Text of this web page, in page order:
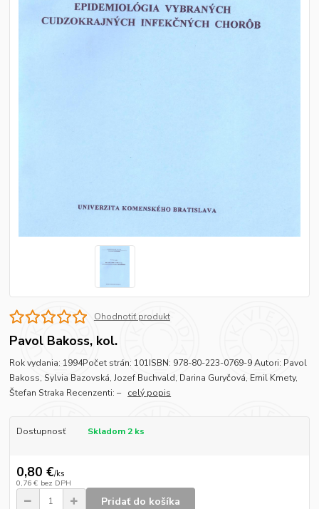
Ohodnotiť produkt
Pavol Bakoss, kol.
Rok vydania: 1994Počet strán: 101ISBN: 978-80-223-0769-9 Autori: Pavol
Bakoss, Sylvia Bazovská, Jozef Buchvald, Darina Guryčová, Emil Kmety,
Štefan Straka Recenzenti: – celý popis
Dostupnosť Skladom 2 ks
0,80 €/ks
0,76 € bez DPH
Pridať do košíka